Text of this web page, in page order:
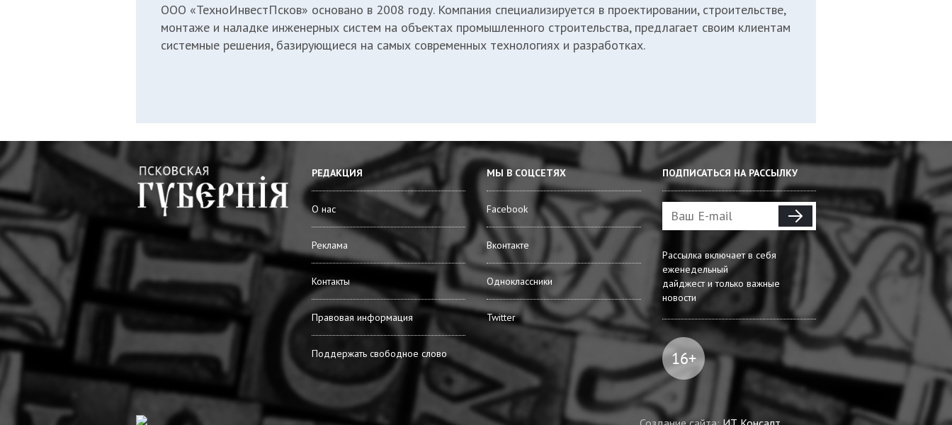
ООО «ТехноИнвестПсков» основано в 2008 году. Компания специализируется в проектировании, строительстве,
монтаже и наладке инженерных систем на объектах промышленного строительства, предлагает своим клиентам
системные решения, базирующиеся на самых современных технологиях и разработках.
РЕДАКЦИЯ
О нас
Реклама
Контакты
Правовая информация
Поддержать свободное слово
МЫ В СОЦСЕТЯХ
Facebook
Вконтакте
Одноклассники
Twitter
ПОДПИСАТЬСЯ НА РАССЫЛКУ
Рассылка включает в себя
еженедельный
дайджест и только важные
новости